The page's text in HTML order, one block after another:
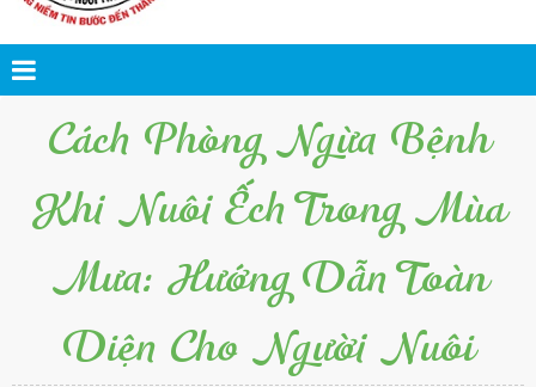
Cách Phòng Ngừa Bệnh
Khi Nuôi Ếch Trong Mùa
Mưa: Hướng Dẫn Toàn
Diện Cho Người Nuôi